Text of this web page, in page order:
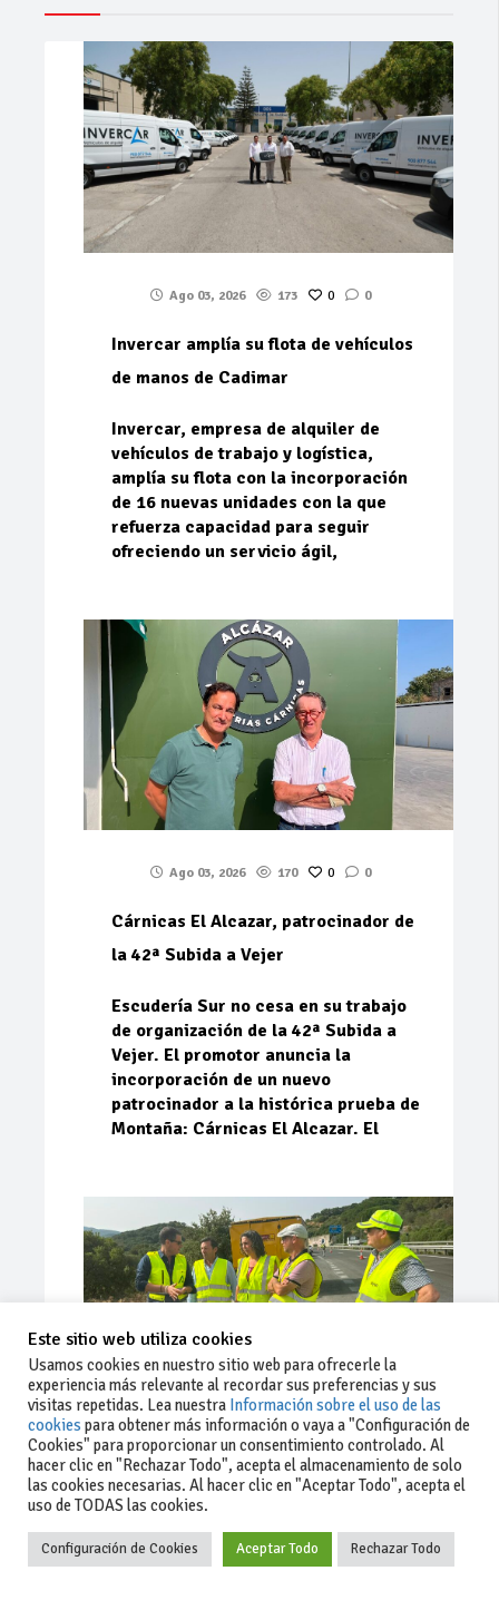
Ago 03, 2026 173 0 0
Invercar amplía su flota de vehículos
de manos de Cadimar
Invercar, empresa de alquiler de
vehículos de trabajo y logística,
amplía su flota con la incorporación
de 16 nuevas unidades con la que
refuerza capacidad para seguir
ofreciendo un servicio ágil,
Ago 03, 2026 170 0 0
Cárnicas El Alcazar, patrocinador de
la 42ª Subida a Vejer
Escudería Sur no cesa en su trabajo
de organización de la 42ª Subida a
Vejer. El promotor anuncia la
incorporación de un nuevo
patrocinador a la histórica prueba de
Montaña: Cárnicas El Alcazar. El
Ago 03, 2026 93 0 0
La Junta implementa mejoras en la
A381 por Los Barrios
Este sitio web utiliza cookies
Usamos cookies en nuestro sitio web para ofrecerle la
experiencia más relevante al recordar sus preferencias y sus
visitas repetidas. Lea nuestra Información sobre el uso de las
cookies para obtener más información o vaya a "Configuración de
Cookies" para proporcionar un consentimiento controlado. Al
hacer clic en "Rechazar Todo", acepta el almacenamiento de solo
las cookies necesarias. Al hacer clic en "Aceptar Todo", acepta el
uso de TODAS las cookies.
Configuración de Cookies Aceptar Todo Rechazar Todo